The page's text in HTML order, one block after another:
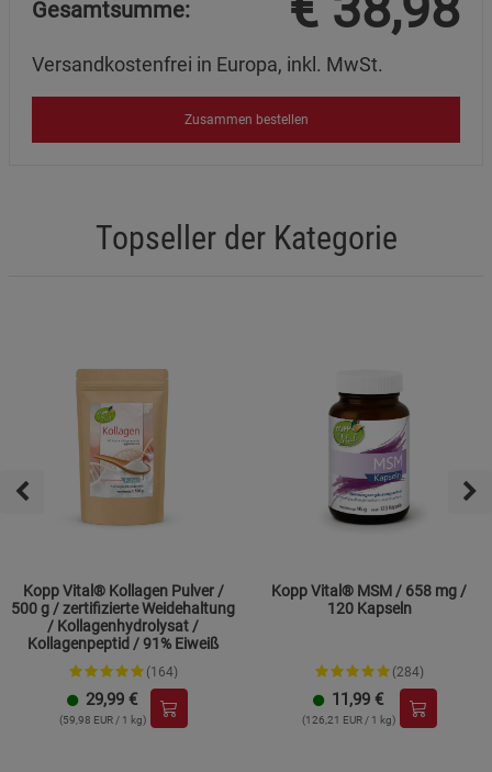
Gesamtsumme:
Versandkostenfrei in Europa, inkl. MwSt.
Zusammen bestellen
Topseller der Kategorie
Kopp Vital® Kollagen Pulver /
500 g / zertifizierte Weidehaltung
/ Kollagenhydrolysat /
Kollagenpeptid / 91% Eiweiß
(164)
29,99 €
(59,98 EUR / 1 kg)
Kopp Vital® MSM / 658 mg /
120 Kapseln
(284)
11,99 €
(126,21 EUR / 1 kg)